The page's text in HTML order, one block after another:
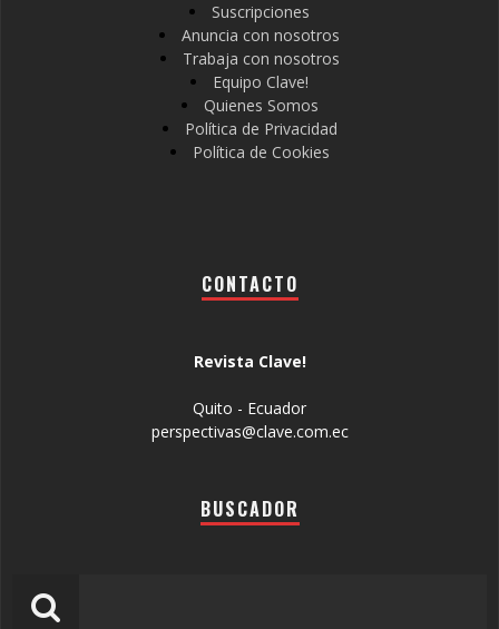
Suscripciones
Anuncia con nosotros
Trabaja con nosotros
Equipo Clave!
Quienes Somos
Política de Privacidad
Política de Cookies
CONTACTO
Revista Clave!
Quito - Ecuador
perspectivas@clave.com.ec
BUSCADOR